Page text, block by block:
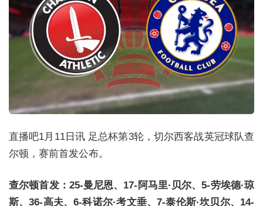
直播吧1月11日讯 足总杯第3轮，切尔西客战英冠球队查
尔顿，赛前首发公布。
查尔顿首发：25-曼尼恩、17-阿马里·贝尔、5-劳埃德·琼
斯、36-高夫、6-科诺尔·考文垂、7-泰伦斯·坎贝尔、14-